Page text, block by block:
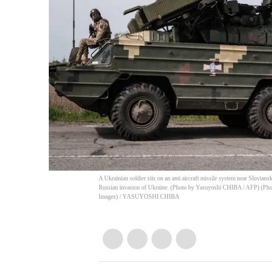
A Ukrainian soldier sits on an anti aircraft missile system near
Russian invasion of Ukraine. (Photo by Yasuyoshi CHIBA / AFP)
Images) / YASUYOSHI CHIBA